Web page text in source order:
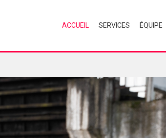
ACCUEIL SERVICES ÉQUIPE